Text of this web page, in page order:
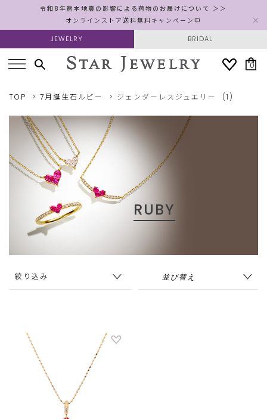
令和8年熊本地震の影響による荷物のお届けについて ＞＞
オンラインストア送料無料キャンペーン中
JEWELRY BRIDAL
0
TOP 7月誕生石ルビー ジェンダーレスジュエリー (1)
RUBY
絞り込み